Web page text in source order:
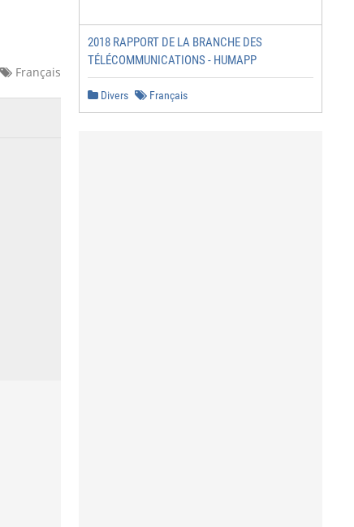
Français
2018 RAPPORT DE LA BRANCHE DES
TÉLÉCOMMUNICATIONS - HUMAPP
Divers Français